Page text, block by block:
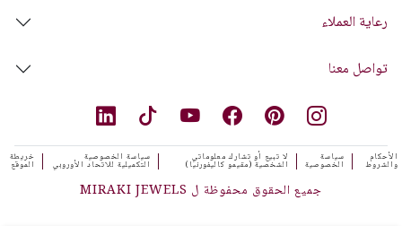
رعاية العملاء
تواصل معنا
الأحكام
والشروط
سياسة
الخصوصية
لا تبيع أو تشارك معلوماتي
الشخصية (مقيمو كاليفورنيا)
سياسة الخصوصية
التكميلية للاتحاد الأوروبي
خريطة
الموقع
جميع الحقوق محفوظة ل MIRAKI JEWELS